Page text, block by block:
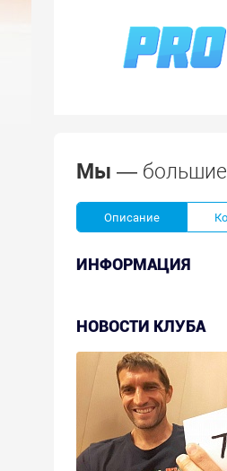
Мы —
Описание
ИНФОРМАЦИЯ
НОВОСТИ КЛУБА